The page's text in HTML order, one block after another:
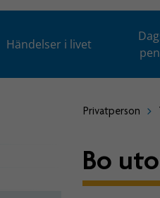
Händelser i livet
Privatperson
Bo